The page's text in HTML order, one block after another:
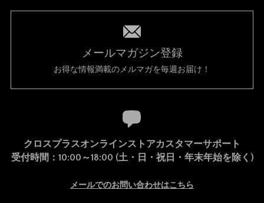
メールマガジン登録
お得な情報満載のメルマガを毎週お届け！
クロスプラスオンラインストアカスタマーサポート
受付時間：10:00～18:00 (土・日・祝日・年末年始を除く)
メールでのお問い合わせはこちら